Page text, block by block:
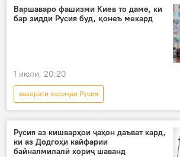
амалиёти вижа
Украина
Сиёсат
терроризм
Варшаваро фашизми Киев то даме, ки
бар зидди Русия буд, қонеъ мекард
1 июли, 20:20
вазорати хориҷаи Русия
Киев
Лаҳистон
нозӣ Мария
Русия аз кишварҳои ҷаҳон даъват кард,
ки аз Додгоҳи кайфарии
байналмилалӣ хориҷ шаванд